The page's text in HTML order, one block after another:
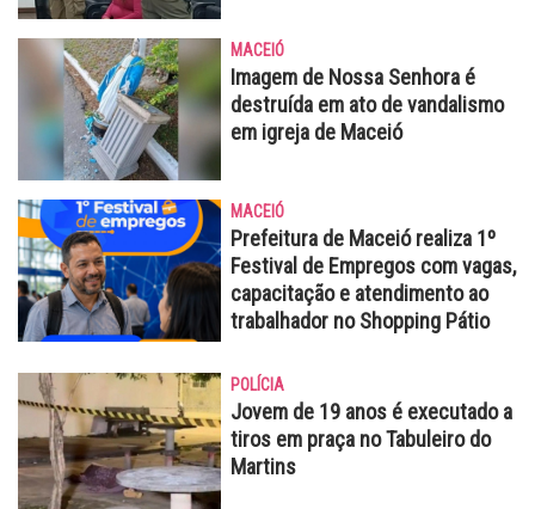
MACEIÓ
Imagem de Nossa Senhora é
destruída em ato de vandalismo
em igreja de Maceió
MACEIÓ
Prefeitura de Maceió realiza 1º
Festival de Empregos com vagas,
capacitação e atendimento ao
trabalhador no Shopping Pátio
POLÍCIA
Jovem de 19 anos é executado a
tiros em praça no Tabuleiro do
Martins